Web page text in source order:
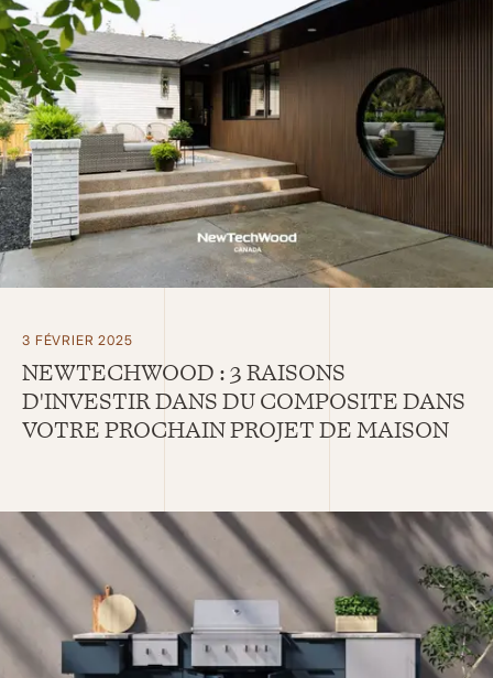
3 FÉVRIER 2025
NEWTECHWOOD : 3 RAISONS
D'INVESTIR DANS DU COMPOSITE DANS
VOTRE PROCHAIN PROJET DE MAISON